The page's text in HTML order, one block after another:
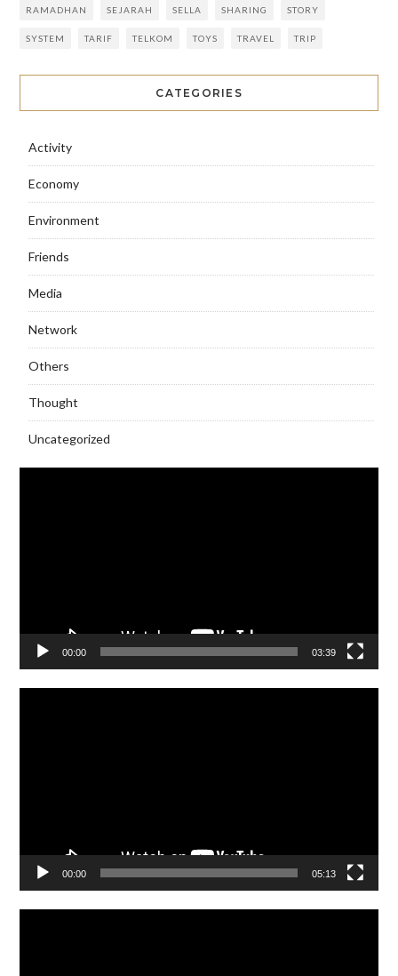
RAMADHAN SEJARAH SELLA SHARING STORY
SYSTEM TARIF TELKOM TOYS TRAVEL TRIP
CATEGORIES
Activity
Economy
Environment
Friends
Media
Network
Others
Thought
Uncategorized
00:00 03:39
00:00 05:13